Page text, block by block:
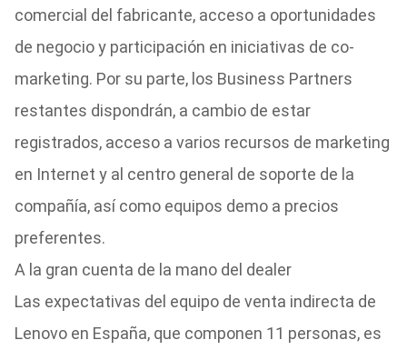
comercial del fabricante, acceso a oportunidades
de negocio y participación en iniciativas de co-
marketing. Por su parte, los Business Partners
restantes dispondrán, a cambio de estar
registrados, acceso a varios recursos de marketing
en Internet y al centro general de soporte de la
compañía, así como equipos demo a precios
preferentes.
A la gran cuenta de la mano del dealer
Las expectativas del equipo de venta indirecta de
Lenovo en España, que componen 11 personas, es